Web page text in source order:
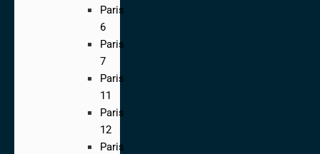
Paris
6
Paris
7
Paris
11
Paris
12
Paris